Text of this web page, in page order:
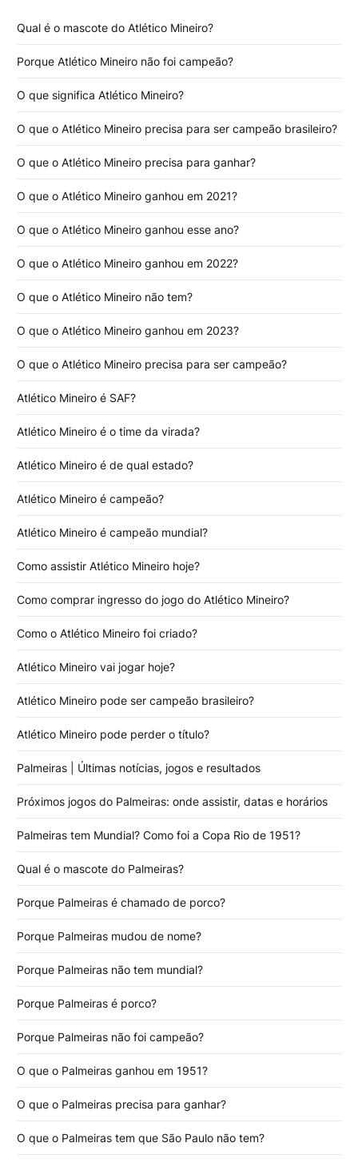
Qual é o mascote do Atlético Mineiro?
Porque Atlético Mineiro não foi campeão?
O que significa Atlético Mineiro?
O que o Atlético Mineiro precisa para ser campeão brasileiro?
O que o Atlético Mineiro precisa para ganhar?
O que o Atlético Mineiro ganhou em 2021?
O que o Atlético Mineiro ganhou esse ano?
O que o Atlético Mineiro ganhou em 2022?
O que o Atlético Mineiro não tem?
O que o Atlético Mineiro ganhou em 2023?
O que o Atlético Mineiro precisa para ser campeão?
Atlético Mineiro é SAF?
Atlético Mineiro é o time da virada?
Atlético Mineiro é de qual estado?
Atlético Mineiro é campeão?
Atlético Mineiro é campeão mundial?
Como assistir Atlético Mineiro hoje?
Como comprar ingresso do jogo do Atlético Mineiro?
Como o Atlético Mineiro foi criado?
Atlético Mineiro vai jogar hoje?
Atlético Mineiro pode ser campeão brasileiro?
Atlético Mineiro pode perder o título?
Palmeiras | Últimas notícias, jogos e resultados
Próximos jogos do Palmeiras: onde assistir, datas e horários
Palmeiras tem Mundial? Como foi a Copa Rio de 1951?
Qual é o mascote do Palmeiras?
Porque Palmeiras é chamado de porco?
Porque Palmeiras mudou de nome?
Porque Palmeiras não tem mundial?
Porque Palmeiras é porco?
Porque Palmeiras não foi campeão?
O que o Palmeiras ganhou em 1951?
O que o Palmeiras precisa para ganhar?
O que o Palmeiras tem que São Paulo não tem?